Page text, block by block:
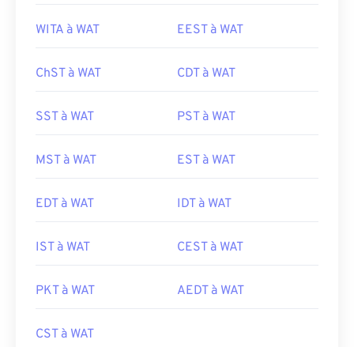
WITA à WAT EEST à WAT
ChST à WAT CDT à WAT
SST à WAT PST à WAT
MST à WAT EST à WAT
EDT à WAT IDT à WAT
IST à WAT CEST à WAT
PKT à WAT AEDT à WAT
CST à WAT